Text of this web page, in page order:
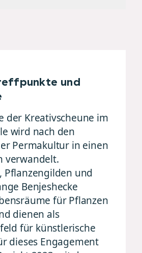
und
der Kreativscheune im
wird nach den
Permakultur in einen
verwandelt.
Pflanzengilden und
Benjeshecke
für Pflanzen
dienen als
für künstlerische
dieses Engagement